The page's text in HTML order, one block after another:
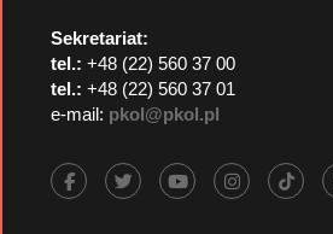
Sekretariat:
tel.: +48 (22) 560 37 00
tel.: +48 (22) 560 37 01
e-mail: pkol@pkol.pl